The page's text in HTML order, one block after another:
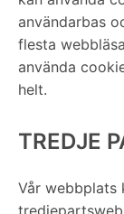
användarbas
flesta
använda
helt.
TREDJE
Vår webbplats